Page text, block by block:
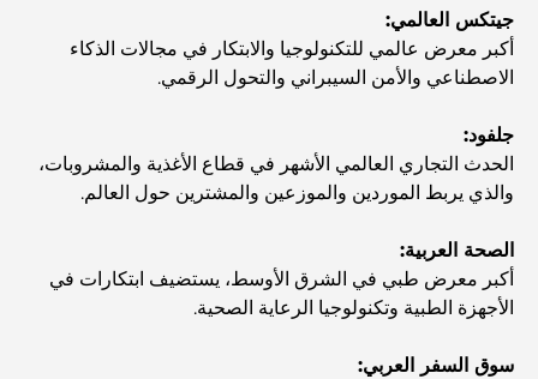
الخارجية
نخلة جبل علي مقابل نخلة جميرا: مقارنة واضحة لمشتري
العقارات الأذكياء
اكتشف جزيرة القمر في دبي: دليلك الأمثل
استكشاف المواقع التاريخية في دبي: رحلة عبر الزمن
جيتكس العالمي:
أكبر معرض عالمي للتكنولوجيا والابتكار في مجالات الذكاء
الاصطناعي والأمن السيبراني والتحول الرقمي.
جلفود:
الحدث التجاري العالمي الأشهر في قطاع الأغذية والمشروبات،
والذي يربط الموردين والموزعين والمشترين حول العالم.
الصحة العربية:
أكبر معرض طبي في الشرق الأوسط، يستضيف ابتكارات في
الأجهزة الطبية وتكنولوجيا الرعاية الصحية.
سوق السفر العربي: